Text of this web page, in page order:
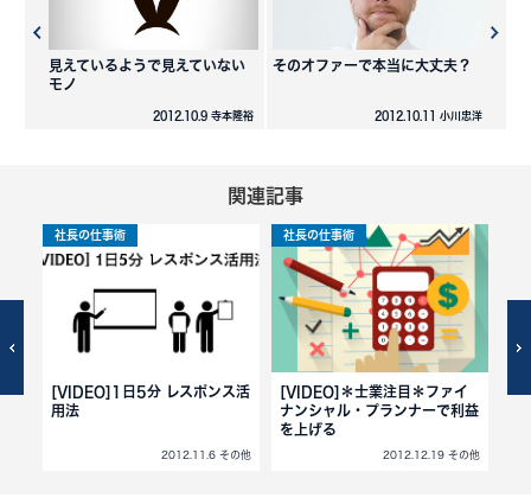
見えているようで見えていない
モノ
2012.10.9 寺本隆裕
そのオファーで本当に大丈夫？
2012.10.11 小川忠洋
関連記事
社長の仕事術
[VIDEO]1日5分 レスポンス活
用法
2012.11.6 その他
社長の仕事術
[VIDEO]＊士業注目＊ファイ
ナンシャル・プランナーで利益
を上げる
2012.12.19 その他